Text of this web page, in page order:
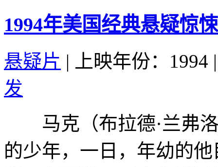
1994年美国经典悬疑惊
悬疑片 | 上映年份：1994 |
发
马克（布拉德·兰弗洛
的少年，一日，年幼的